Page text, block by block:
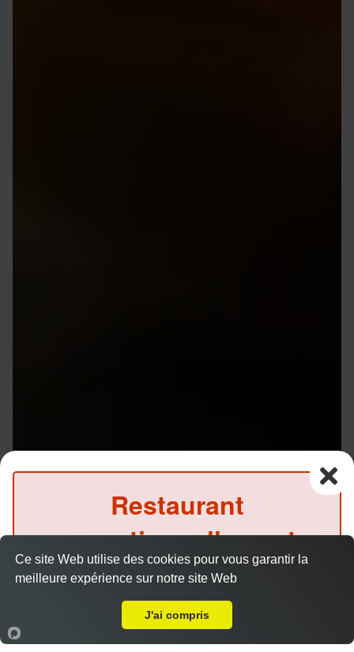
Accueil Panier Compte
Restaurant
exceptionnellement
fermé ce midi
(Précommande possible)
Ce site Web utilise des cookies pour vous garantir la
meilleure expérience sur notre site Web
J'ai compris